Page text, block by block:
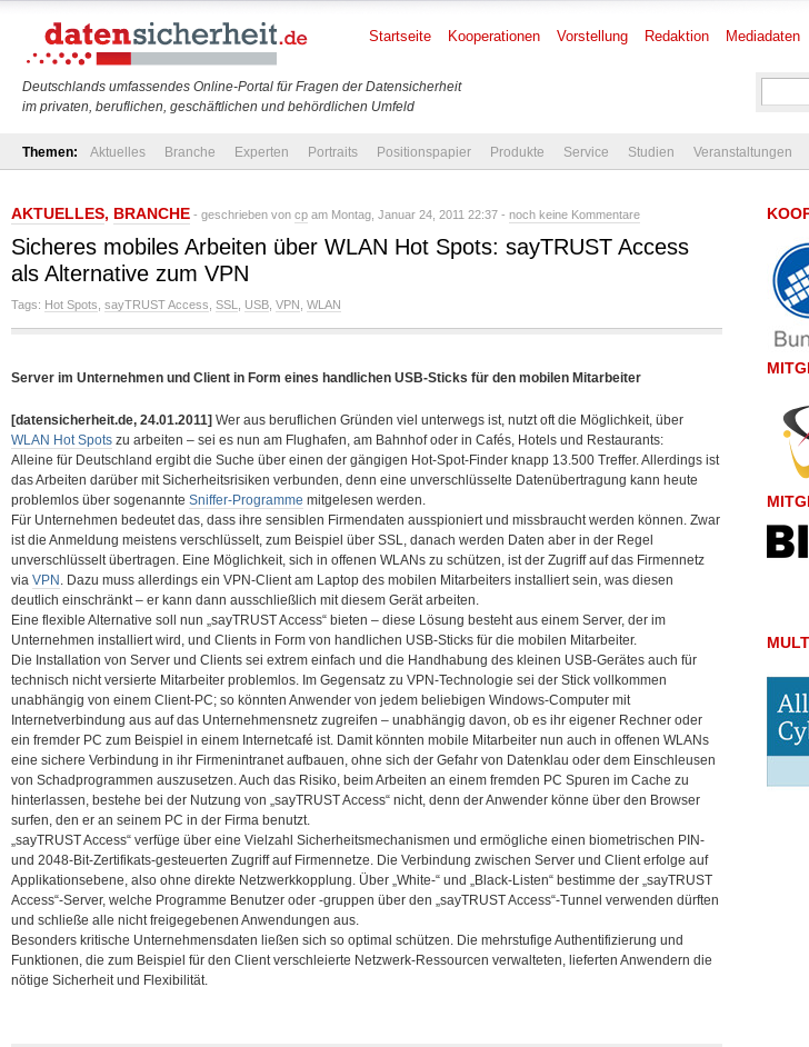
Deutschlands umfassendes Online-Portal für Fragen der Datensicherheit
im privaten, beruflichen, geschäftlichen und behördlichen Umfeld
Startseite Kooperationen Vorstellung Redaktion Mediadaten
Themen: Aktuelles Branche Experten Portraits Positionspapier Produkte Service Studien Veranstaltungen
AKTUELLES, BRANCHE - geschrieben von cp am Montag, Januar 24, 2011 22:37 - noch keine Kommentare
Sicheres mobiles Arbeiten über WLAN Hot Spots: sayTRUST Access
als Alternative zum VPN
Tags: Hot Spots sayTRUST Access SSL USB VPN WLAN
Server im Unternehmen und Client in Form eines handlichen USB-Sticks für den mobilen Mitarbeiter
[datensicherheit.de, 24.01.2011] Wer aus beruflichen Gründen viel unterwegs ist, nutzt oft die Möglichkeit, über
WLAN Hot Spots zu arbeiten – sei es nun am Flughafen, am Bahnhof oder in Cafés, Hotels und Restaurants:
Alleine für Deutschland ergibt die Suche über einen der gängigen Hot-Spot-Finder knapp 13.500 Treffer. Allerdings ist
das Arbeiten darüber mit Sicherheitsrisiken verbunden, denn eine unverschlüsselte Datenübertragung kann heute
problemlos über sogenannte Sniffer-Programme mitgelesen werden.
Für Unternehmen bedeutet das, dass ihre sensiblen Firmendaten ausspioniert und missbraucht werden können. Zwar
ist die Anmeldung meistens verschlüsselt, zum Beispiel über SSL, danach werden Daten aber in der Regel
unverschlüsselt übertragen. Eine Möglichkeit, sich in offenen WLANs zu schützen, ist der Zugriff auf das Firmennetz
via VPN . Dazu muss allerdings ein VPN-Client am Laptop des mobilen Mitarbeiters installiert sein, was diesen
deutlich einschränkt – er kann dann ausschließlich mit diesem Gerät arbeiten.
Eine flexible Alternative soll nun „sayTRUST Access“ bieten – diese Lösung besteht aus einem Server, der im
Unternehmen installiert wird, und Clients in Form von handlichen USB-Sticks für die mobilen Mitarbeiter.
Die Installation von Server und Clients sei extrem einfach und die Handhabung des kleinen USB-Gerätes auch für
technisch nicht versierte Mitarbeiter problemlos. Im Gegensatz zu VPN-Technologie sei der Stick vollkommen
unabhängig von einem Client-PC; so könnten Anwender von jedem beliebigen Windows-Computer mit
Internetverbindung aus auf das Unternehmensnetz zugreifen – unabhängig davon, ob es ihr eigener Rechner oder
ein fremder PC zum Beispiel in einem Internetcafé ist. Damit könnten mobile Mitarbeiter nun auch in offenen WLANs
eine sichere Verbindung in ihr Firmenintranet aufbauen, ohne sich der Gefahr von Datenklau oder dem Einschleusen
von Schadprogrammen auszusetzen. Auch das Risiko, beim Arbeiten an einem fremden PC Spuren im Cache zu
hinterlassen, bestehe bei der Nutzung von „sayTRUST Access“ nicht, denn der Anwender könne über den Browser
surfen, den er an seinem PC in der Firma benutzt.
„sayTRUST Access“ verfüge über eine Vielzahl Sicherheitsmechanismen und ermögliche einen biometrischen PIN-
und 2048-Bit-Zertifikats-gesteuerten Zugriff auf Firmennetze. Die Verbindung zwischen Server und Client erfolge auf
Applikationsebene, also ohne direkte Netzwerkkopplung. Über „White-“ und „Black-Listen“ bestimme der „sayTRUST
Access“-Server, welche Programme Benutzer oder -gruppen über den „sayTRUST Access“-Tunnel verwenden dürften
und schließe alle nicht freigegebenen Anwendungen aus.
Besonders kritische Unternehmensdaten ließen sich so optimal schützen. Die mehrstufige Authentifizierung und
Funktionen, die zum Beispiel für den Client verschleierte Netzwerk-Ressourcen verwalteten, lieferten Anwendern die
nötige Sicherheit und Flexibilität.